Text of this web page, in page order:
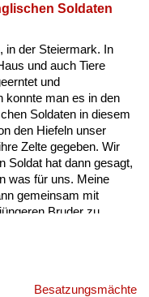
Soldaten
in der Steiermark. In
und auch Tiere
und
konnte man es in den
Soldaten in diesem
den Hiefeln unser
Zelte gegeben. Wir
Soldat hat dann gesagt,
was für uns. Meine
gemeinsam mit
Bruder zu
Besatzungsmächte